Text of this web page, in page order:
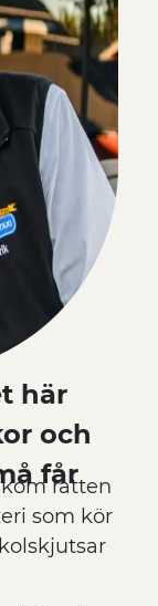
här
och
får
ratten
som kör